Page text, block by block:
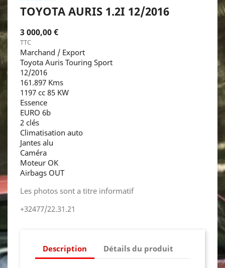
TOYOTA AURIS 1.2I 12/2016
3 000,00 €
TTC
Marchand / Export
Toyota Auris Touring Sport
12/2016
161.897 Kms
1197 cc 85 KW
Essence
EURO 6b
2 clés
Climatisation auto
Jantes alu
Caméra
Moteur OK
Airbags OUT
Les photos sont a titre informatif
+32477/22.31.21
Description Détails du produit